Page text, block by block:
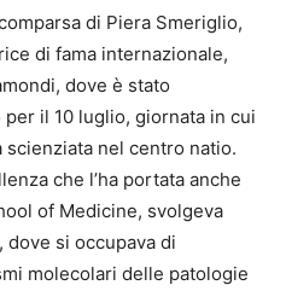
di Piera Smeriglio,
di fama internazionale,
dove è stato
il 10 luglio, giornata in cui
nel centro natio.
che l’ha portata anche
of Medicine, svolgeva
si occupava di
molecolari delle patologie